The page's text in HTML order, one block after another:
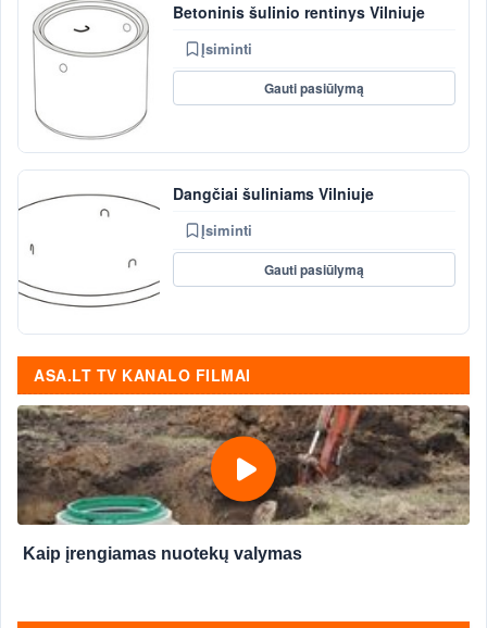
Betoninis šulinio rentinys Vilniuje
Įsiminti
Gauti pasiūlymą
Dangčiai šuliniams Vilniuje
Įsiminti
Gauti pasiūlymą
ASA.LT TV KANALO FILMAI
Kaip įrengiamas nuotekų valymas